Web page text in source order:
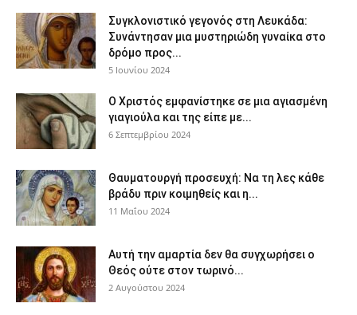
Συγκλονιστικό γεγονός στη Λευκάδα:
Συνάντησαν μια μυστηριώδη γυναίκα στο
δρόμο προς...
5 Ιουνίου 2024
Ο Χριστός εμφανίστηκε σε μια αγιασμένη
γιαγιούλα και της είπε με...
6 Σεπτεμβρίου 2024
Θαυματουργή προσευχή: Να τη λες κάθε
βράδυ πριν κοιμηθείς και η...
11 Μαΐου 2024
Αυτή την αμαρτία δεν θα συγχωρήσει ο
Θεός ούτε στον τωρινό...
2 Αυγούστου 2024